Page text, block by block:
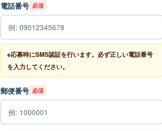
電話番号 必須
※応募時にSMS認証を行います。必ず正しい電話番号
を入力してください。
郵便番号 必須